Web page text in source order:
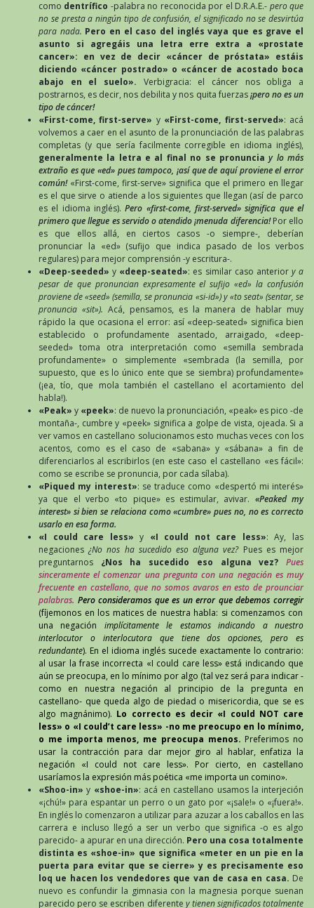
como dentrífico -palabra no reconocida por el D.R.A.E.- pero que
no se presta a ningún tipo de confusión, el significado no se desvirtúa
para nada. Pero en el caso del inglés vaya que es grave el
asunto si agregáis una letra erre extra a «prostate
cancer»: en vez de decir «cáncer de próstata» estáis
diciendo «cáncer postrado» o «cáncer de acostado boca
abajo en el suelo». Verbigracia: el cáncer nos obliga a
postrarnos, es decir, nos debilita y nos quita fuerzas¡pero no es un
tipo de cáncer!
«First-come, first-serve» y «First-come, first-served»: acá
volvemos a caer en el asunto de la pronunciación de las palabras
completas (y que sería facilmente corregible en idioma inglés),
generalmente la letra e al final no se pronunciay lo más
extraño es que «ed» pues tampoco, ¡así que de aquí proviene el error
común! «First-come, first-serve» significa que el primero en llegar
es el que sirve o atiende a los siguientes que llegan (así de parco
es el idioma inglés).Pero «first-come, first-served» significa que el
primero que llegue es servido o atendido ¡menuda diferencia!Por ello
es que ellos allá, en ciertos casos -o siempre-, deberían
pronunciar la «ed» (sufijo que indica pasado de los verbos
regulares) para mejor comprensión -y escritura-.
«Deep-seeded» y «deep-seated»: es similar caso anterior y a
pesar de que pronuncian expresamente el sufijo «ed» la confusión
proviene de «seed» (semilla, se pronuncia «si-id») y «to seat» (sentar, se
pronuncia «sit»). Acá, pensamos, es la manera de hablar muy
rápido la que ocasiona el error: así «deep-seated» significa bien
establecido o profundamente asentado, arraigado, «deep-
seeded» toma otra interpretación como «semilla sembrada
profundamente» o simplemente «sembrada (la semilla, por
supuesto, que es lo único ente que se siembra) profundamente»
(¡ea, tío, que mola también el castellano el acortamiento del
habla!).
«Peak» y «peek»: de nuevo la pronunciación, «peak» es pico -de
montaña-, cumbre y «peek» significa a golpe de vista, ojeada. Si a
ver vamos en castellano solucionamos esto muchas veces con los
acentos, como es el caso de «sabana» y «sábana» a fin de
diferenciarlos al escribirlos (en este caso el castellano «es fácil»:
como se escribe se pronuncia, por cada sílaba).
«Piqued my interest»: se traduce como «despertó mi interés»
ya que el verbo «to pique» es estimular, avivar. «Peaked my
interest» si bien se relaciona como «cumbre» pues no, no es correcto
usarlo en esa forma.
«I could care less» y «I could not care less»: Ay, las
negaciones¿No nos ha sucedido eso alguna vez? Pues es mejor
preguntarnos ¿Nos ha sucedido eso alguna vez?Pues
sinceramente el comenzar una pregunta con una negación es muy
frecuente en castellano, que no somos avaros en esto de prounciar
palabras. Pero consideramos que es un error que debemos corregir
(fíjemonos en los matices de nuestra habla: si comenzamos con
una negación implícitamente le estamos indicando a nuestro
interlocutor o interlocutora que tiene dos opciones, pero es
redundante). En el idioma inglés sucede exactamente lo contrario:
al usar la frase incorrecta «I could care less» está indicando que
aún se preocupa, en lo mínimo por algo (tal vez será para indicar -
como en nuestra negación al principio de la pregunta en
castellano- que queda algo de piedad o misericordia, que se es
algo magnánimo). Lo correcto es decir «I could NOT care
less» o «I could’t care less» -no me preocupo en lo mínimo,
o me importa menos, me preocupa menos. Preferimos no
usar la contracción para dar mejor giro al hablar, enfatiza la
negación «I could not care less». Por cierto, en castellano
usaríamos la expresión más poética «me importa un comino».
«Shoo-in» y «shoe-in»: acá en castellano usamos la interjeción
«¡chú!» para espantar un perro o un gato por «¡sale!» o «¡fuera!».
En inglés lo comenzaron a utilizar para azuzar a los caballos en las
carrera e incluso llegó a ser un verbo que significa -o es algo
parecido- a apurar en una dirección. Pero una cosa totalmente
distinta es «shoe-in» que significa «meter en un pie en la
puerta para evitar que se cierre» y es precisamente eso
loq ue hacen los vendedores que van de casa en casa. De
nuevo es confundir la gimnasia con la magnesia porque suenan
parecido pero se escriben diferente y tienen significados totalmente